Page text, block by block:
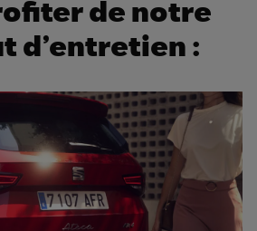
de notre
d’entretien :